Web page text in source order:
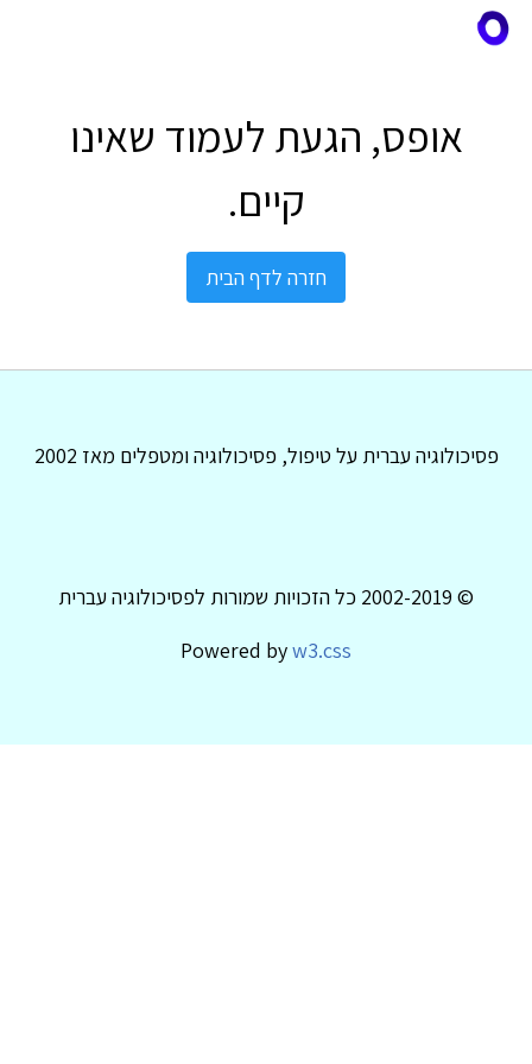
אופס, הגעת לעמוד שאינו
קיים.
חזרה לדף הבית
פסיכולוגיה עברית על טיפול, פסיכולוגיה ומטפלים מאז 2002
© 2002-2019 כל הזכויות שמורות לפסיכולוגיה עברית
Powered byw3.css